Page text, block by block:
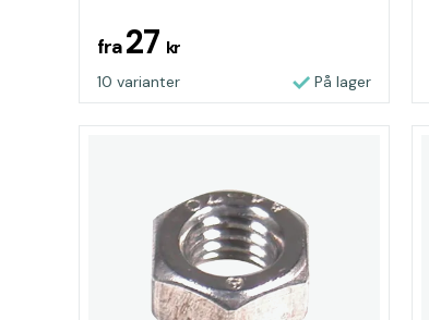
fra27 kr
10 varianter På lager